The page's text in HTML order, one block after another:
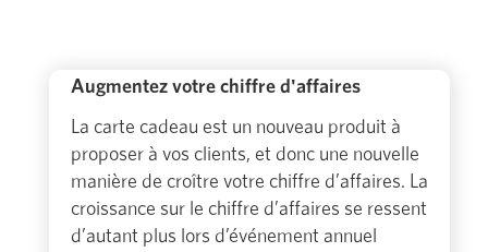
Augmentez votre chiffre d'affaires
La carte cadeau est un nouveau produit à
proposer à vos clients, et donc une nouvelle
manière de croître votre chiffre d’affaires. La
croissance sur le chiffre d’affaires se ressent
d’autant plus lors d’événement annuel